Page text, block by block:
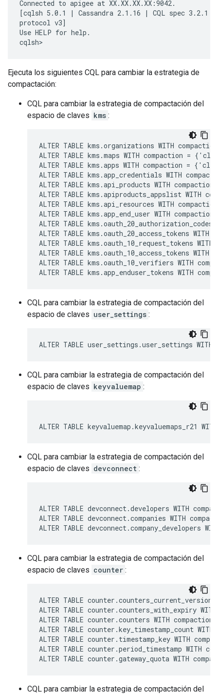
Connected to apigee at XX.XX.XX.XX:9042.
[cqlsh 5.0.1 | Cassandra 2.1.16 | CQL spec 3.2.1
protocol v3]
Use HELP for help.
cqlsh>
Ejecuta los siguientes CQL para cambiar la estrategia de
compactación:
CQL para cambiar la estrategia de compactación del
espacio de claves kms :
ALTER TABLE kms.organizations WITH
ALTER TABLE kms.maps WITH compaction =
ALTER TABLE kms.apps WITH compaction =
ALTER TABLE kms.app_credentials WITH
ALTER TABLE kms.api_products WITH
ALTER TABLE kms.apiproducts_appslist
ALTER TABLE kms.api_resources WITH
ALTER TABLE kms.app_end_user WITH
ALTER TABLE
ALTER TABLE kms.oauth_20_access_tokens
ALTER TABLE kms.oauth_10_request_tokens
ALTER TABLE kms.oauth_10_access_tokens
ALTER TABLE kms.oauth_10_verifiers WITH
ALTER TABLE kms.app_enduser_tokens
CQL para cambiar la estrategia de compactación del
espacio de claves user_settings :
ALTER TABLE user_settings.user_settings
CQL para cambiar la estrategia de compactación del
espacio de claves keyvaluemap :
ALTER TABLE
CQL para cambiar la estrategia de compactación del
espacio de claves devconnect :
ALTER TABLE devconnect.developers WITH
ALTER TABLE devconnect.companies WITH
ALTER TABLE
CQL para cambiar la estrategia de compactación del
espacio de claves counter :
ALTER TABLE
ALTER TABLE counter.counters_with_expiry
ALTER TABLE counter.counters WITH
ALTER TABLE counter.key_timestamp_count
ALTER TABLE counter.timestamp_key WITH
ALTER TABLE counter.period_timestamp
ALTER TABLE counter.gateway_quota WITH
CQL para cambiar la estrategia de compactación del